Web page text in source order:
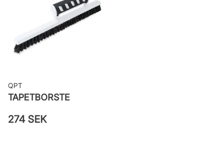
QPT
TAPETBORSTE
274 SEK